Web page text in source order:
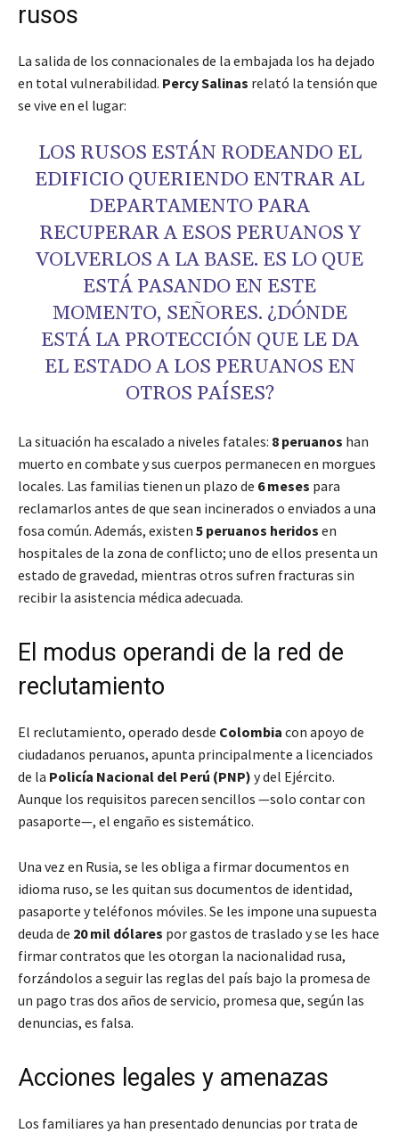
rusos
La salida de los connacionales de la embajada los ha dejado
en total vulnerabilidad. Percy Salinas relató la tensión que
se vive en el lugar:
LOS RUSOS ESTÁN RODEANDO EL
EDIFICIO QUERIENDO ENTRAR AL
DEPARTAMENTO PARA
RECUPERAR A ESOS PERUANOS Y
VOLVERLOS A LA BASE. ES LO QUE
ESTÁ PASANDO EN ESTE
MOMENTO, SEÑORES. ¿DÓNDE
ESTÁ LA PROTECCIÓN QUE LE DA
EL ESTADO A LOS PERUANOS EN
OTROS PAÍSES?
La situación ha escalado a niveles fatales: 8 peruanos han
muerto en combate y sus cuerpos permanecen en morgues
locales. Las familias tienen un plazo de 6 meses para
reclamarlos antes de que sean incinerados o enviados a una
fosa común. Además, existen 5 peruanos heridos en
hospitales de la zona de conflicto; uno de ellos presenta un
estado de gravedad, mientras otros sufren fracturas sin
recibir la asistencia médica adecuada.
El modus operandi de la red de
reclutamiento
El reclutamiento, operado desde Colombia con apoyo de
ciudadanos peruanos, apunta principalmente a licenciados
de la Policía Nacional del Perú (PNP) y del Ejército.
Aunque los requisitos parecen sencillos —solo contar con
pasaporte—, el engaño es sistemático.
Una vez en Rusia, se les obliga a firmar documentos en
idioma ruso, se les quitan sus documentos de identidad,
pasaporte y teléfonos móviles. Se les impone una supuesta
deuda de 20 mil dólares por gastos de traslado y se les hace
firmar contratos que les otorgan la nacionalidad rusa,
forzándolos a seguir las reglas del país bajo la promesa de
un pago tras dos años de servicio, promesa que, según las
denuncias, es falsa.
Acciones legales y amenazas
Los familiares ya han presentado denuncias por trata de